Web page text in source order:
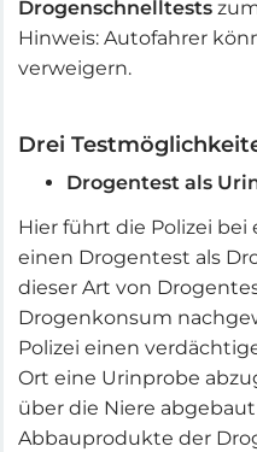
Drogenschnelltests
Hinweis: Autofahrer
verweigern.
Drei
Drogentest als
Hier führt die Polizei
einen Drogentest als
dieser Art von
Drogenkonsum
Polizei einen
Ort eine Urinprobe
über die Niere
Abbauprodukte der